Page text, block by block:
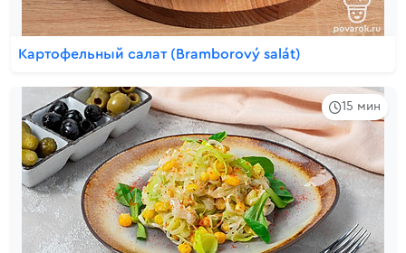
Картофельный салат (Bramborový salát)
15 мин